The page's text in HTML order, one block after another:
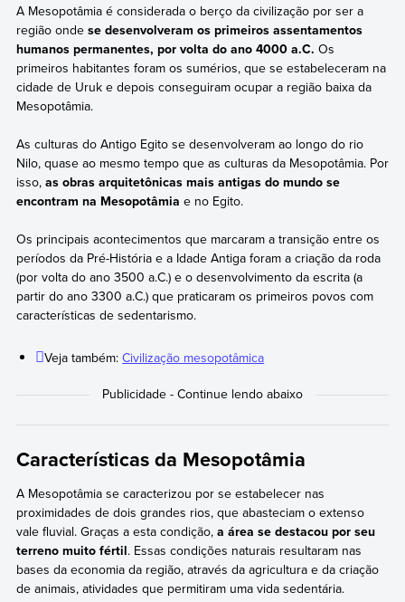
A Mesopotâmia é considerada o berço da civilização por ser a
região onde se desenvolveram os primeiros assentamentos
humanos permanentes, por volta do ano 4000 a.C. Os
primeiros habitantes foram os sumérios, que se estabeleceram na
cidade de Uruk e depois conseguiram ocupar a região baixa da
Mesopotâmia.
As culturas do Antigo Egito se desenvolveram ao longo do rio
Nilo, quase ao mesmo tempo que as culturas da Mesopotâmia. Por
isso, as obras arquitetônicas mais antigas do mundo se
encontram na Mesopotâmia e no Egito.
Os principais acontecimentos que marcaram a transição entre os
períodos da Pré-História e a Idade Antiga foram a criação da roda
(por volta do ano 3500 a.C.) e o desenvolvimento da escrita (a
partir do ano 3300 a.C.) que praticaram os primeiros povos com
características de sedentarismo.
Veja também:Civilização mesopotâmica
Características da Mesopotâmia
A Mesopotâmia se caracterizou por se estabelecer nas
proximidades de dois grandes rios, que abasteciam o extenso
vale fluvial. Graças a esta condição, a área se destacou por seu
terreno muito fértil. Essas condições naturais resultaram nas
bases da economia da região, através da agricultura e da criação
de animais, atividades que permitiram uma vida sedentária.